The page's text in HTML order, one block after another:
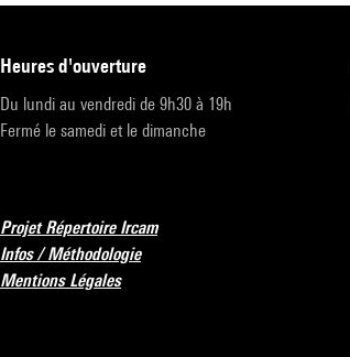
heures d'ouverture
Du lundi au vendredi de 9h30 à 19h
Fermé le samedi et le dimanche
Projet Répertoire Ircam
Infos / Méthodologie
Mentions Légales